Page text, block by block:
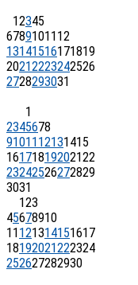
12345
67891011 12
13141516171819
20212223242526
2728293031
1
2345678
91011 12131415
16171819202122
23242526272829
3031
123
45678910
11 121314151617
18192021222324
252627282930